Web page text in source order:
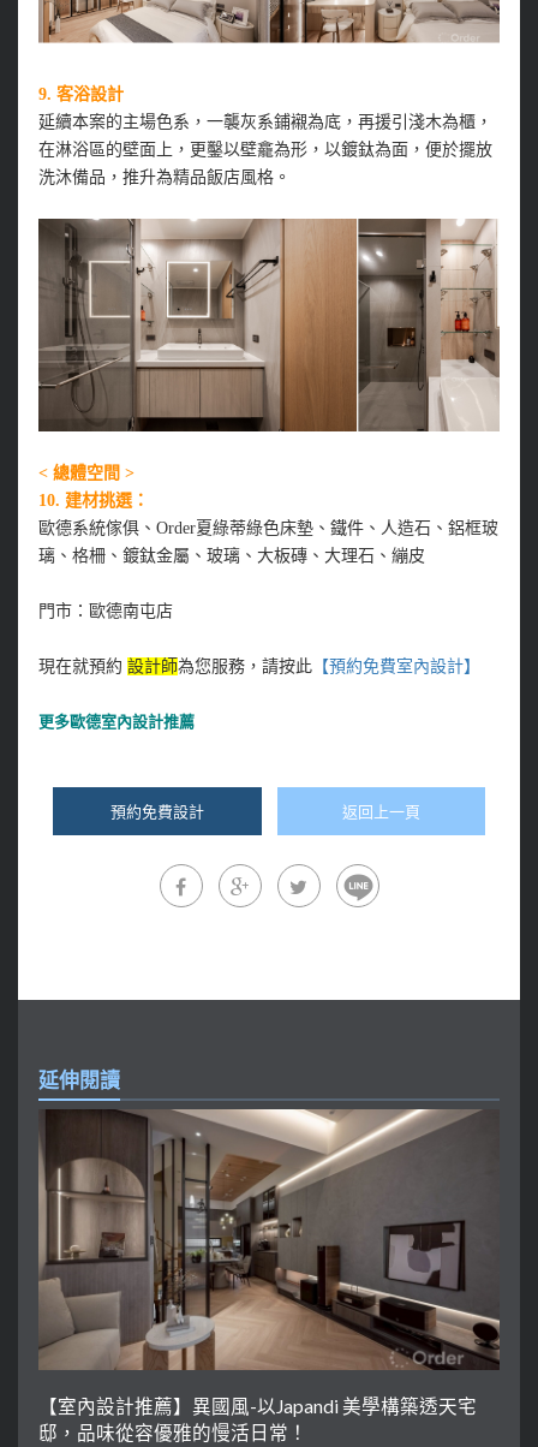
9. 客浴設計
延續本案的主場色系，一襲灰系鋪襯為底，再援引淺木為櫃，
在淋浴區的壁面上，更鑿以壁龕為形，以鍍鈦為面，便於擺放
洗沐備品，推升為精品飯店風格。
< 總體空間 >
10. 建材挑選：
歐德系統傢俱、Order夏綠蒂綠色床墊、鐵件、人造石、鋁框玻
璃、格柵、鍍鈦金屬、玻璃、大板磚、大理石、繃皮
門市：歐德南屯店
現在就預約 設計師為您服務，請按此【預約免費室內設計】
更多歐德室內設計推薦
預約免費設計 返回上一頁
延伸閱讀
【室內設計推薦】異國風-以Japandi 美學構築透天宅
邸，品味從容優雅的慢活日常！